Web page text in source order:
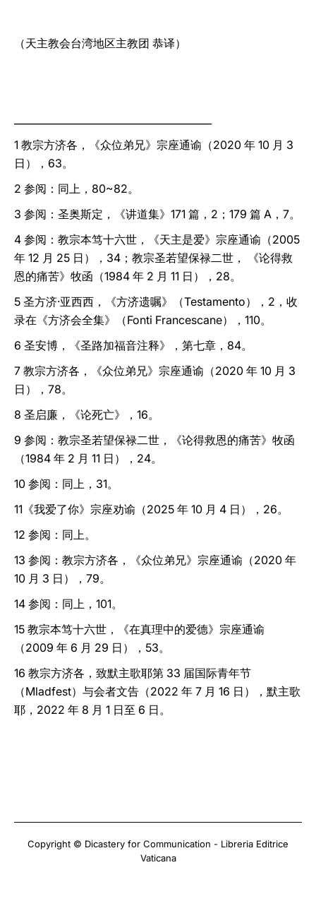
（天主教会台湾地区主教团 恭译）
1 教宗方济各，《众位弟兄》宗座通谕（2020 年 10 月 3
日），63。
2 参阅：同上，80~82。
3 参阅：圣奥斯定，《讲道集》171 篇，2；179 篇 A，7。
4 参阅：教宗本笃十六世，《天主是爱》宗座通谕（2005
年 12 月 25 日），34；教宗圣若望保禄二世， 《论得救
恩的痛苦》牧函（1984 年 2 月 11 日），28。
5 圣方济‧亚西西，《方济遗嘱》（Testamento），2，收
录在《方济会全集》（Fonti Francescane），110。
6 圣安博，《圣路加福音注释》，第七章，84。
7 教宗方济各，《众位弟兄》宗座通谕（2020 年 10 月 3
日），78。
8 圣启廉，《论死亡》，16。
9 参阅：教宗圣若望保禄二世，《论得救恩的痛苦》牧函
（1984 年 2 月 11 日），24。
10 参阅：同上，31。
11《我爱了你》宗座劝谕（2025 年 10 月 4 日），26。
12 参阅：同上。
13 参阅：教宗方济各，《众位弟兄》宗座通谕（2020 年
10 月 3 日），79。
14 参阅：同上，101。
15 教宗本笃十六世，《在真理中的爱德》宗座通谕
（2009 年 6 月 29 日），53。
16 教宗方济各，致默主歌耶第 33 届国际青年节
（Mladfest）与会者文告（2022 年 7 月 16 日），默主歌
耶，2022 年 8 月 1 日至 6 日。
Copyright © Dicastery for Communication - Libreria Editrice
Vaticana